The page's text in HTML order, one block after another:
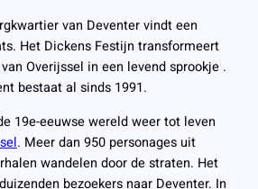
van Deventer vindt een
Het Dickens Festijn transformeert
Overijssel in een levend sprookje .
bestaat al sinds 1991.
19e-eeuwse wereld weer tot leven
. Meer dan 950 personages uit
wandelen door de straten. Het
bezoekers naar Deventer. In